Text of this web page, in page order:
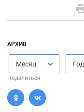
АРХИВ
Месяц Год
Поделиться